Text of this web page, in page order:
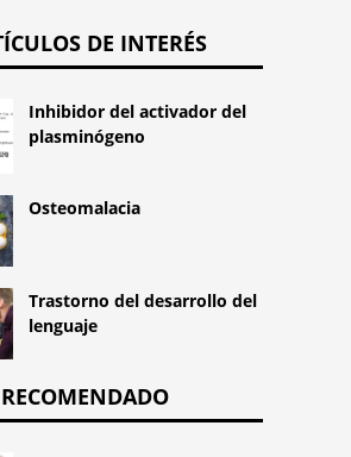
DE INTERÉS
Inhibidor del activador del
plasminógeno
Osteomalacia
Trastorno del desarrollo del
lenguaje
RECOMENDADO